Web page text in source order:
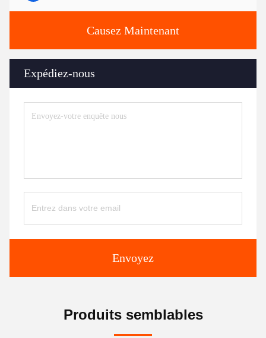
Causez Maintenant
Expédiez-nous
Envoyez
Produits semblables